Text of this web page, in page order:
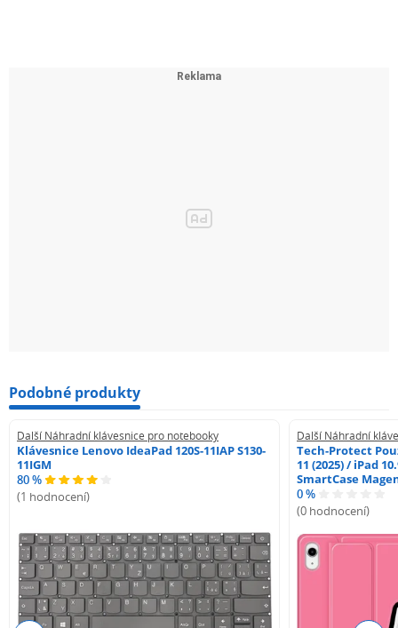
Podobné produkty
Další Náhradní klávesnice pro notebooky
Klávesnice Lenovo IdeaPad 120S-11IAP S130-
11IGM
80 %
(1 hodnocení)
Další Náhradní
Tech-Protect
11 (2025) / iPad
SmartCase
0 %
(0 hodnocení)